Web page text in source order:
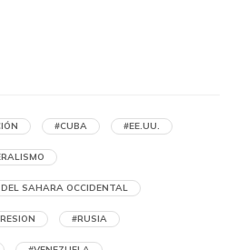
#CUBA #EE.UU.
SAHARA OCCIDENTAL
#RUSIA